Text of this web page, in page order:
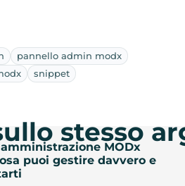
pannello admin modx
snippet
MODx
puoi gestire davvero e
stesso